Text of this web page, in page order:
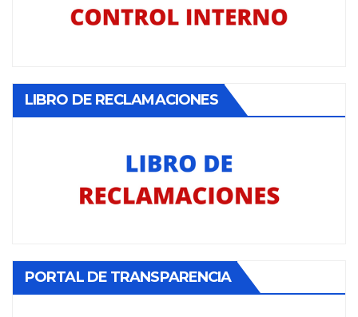
LIBRO DE RECLAMACIONES
PORTAL DE TRANSPARENCIA